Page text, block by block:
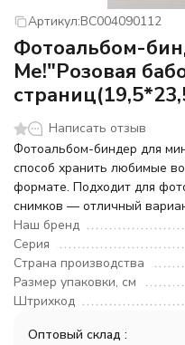
Артикул:BC004090112
Фотоальбом-
Me!"Розовая
Написать отзыв
Фотоальбом-биндер для
способ хранить любимые
формате. Подходит для
снимков — отличный
Наш бренд
Серия
Страна производства
Размер упаковки, см
Штрихкод
Оптовый склад :